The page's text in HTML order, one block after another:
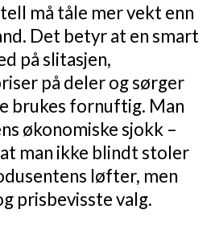
må tåle mer vekt enn
Det betyr at en smart
på slitasjen,
på deler og sørger
brukes fornuftig. Man
økonomiske sjokk –
man ikke blindt stoler
løfter, men
prisbevisste valg.